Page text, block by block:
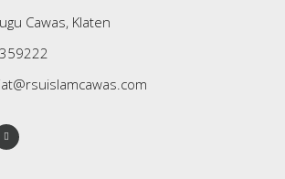
Cawas, Klaten